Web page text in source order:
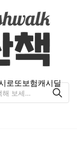
로또보험캐시딜